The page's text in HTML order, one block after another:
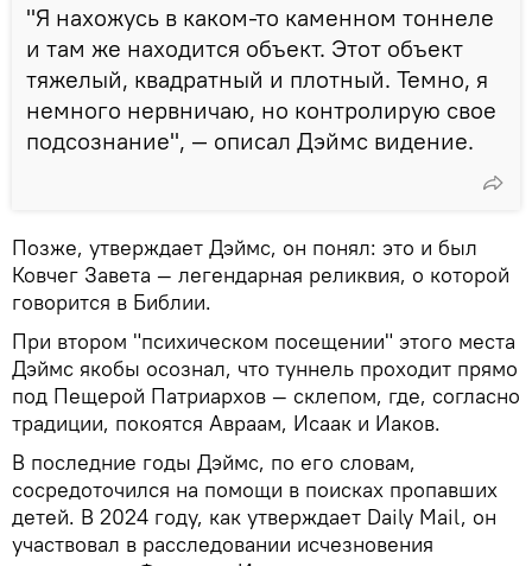
"Я нахожусь в каком-то каменном тоннеле
и там же находится объект. Этот объект
тяжелый, квадратный и плотный. Темно, я
немного нервничаю, но контролирую свое
подсознание", — описал Дэймс видение.
Позже, утверждает Дэймс, он понял: это и был
Ковчег Завета — легендарная реликвия, о которой
говорится в Библии.
При втором "психическом посещении" этого места
Дэймс якобы осознал, что туннель проходит прямо
под Пещерой Патриархов — склепом, где, согласно
традиции, покоятся Авраам, Исаак и Иаков.
В последние годы Дэймс, по его словам,
сосредоточился на помощи в поисках пропавших
детей. В 2024 году, как утверждает Daily Mail, он
участвовал в расследовании исчезновения